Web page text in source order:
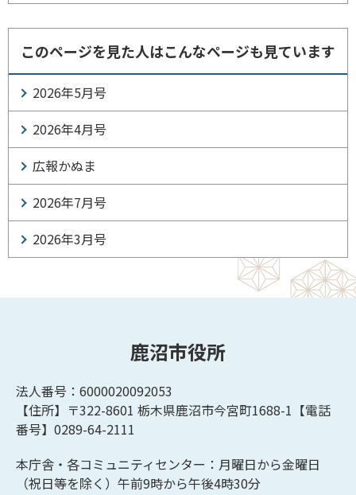
このページを見た人はこんなページも見ています
2026年5月号
2026年4月号
広報かぬま
2026年7月号
2026年3月号
鹿沼市役所
法人番号：6000020092053
【住所】〒322-8601 栃木県鹿沼市今宮町1688-1【電話
番号】0289-64-2111
本庁舎・各コミュニティセンター：月曜日から金曜日
（祝日等を除く）午前9時から午後4時30分